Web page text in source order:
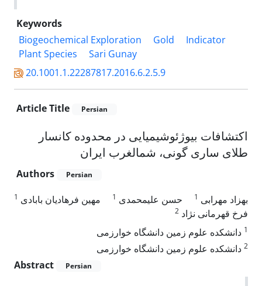
Keywords
Biogeochemical Exploration
Gold
Indicator
Plant Species
Sari Gunay
20.1001.1.22287817.2016.6.2.5.9
Article Title Persian
اکتشافات بیوژئوشیمیایی در محدوده کانسار
طلای ساری گونی، شمالغرب ایران
Authors Persian
بهزاد مهرابی 1 حسن علیمحمدی 1 مهین فرهادیان بابادی 1
فرخ قهرمانی نژاد 2
1 دانشکده علوم زمین دانشگاه خوارزمی
2 دانشکده علوم زمین دانشگاه خوارزمی
Abstract
Persian